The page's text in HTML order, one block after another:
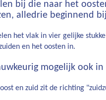
bij die naar het
alledrie beginnend
het vlak in vier gelijke
en het oosten in.
mogelijk ook
en zuid zit de richting